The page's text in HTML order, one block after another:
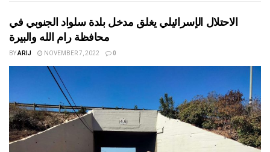
الاحتلال الإسرائيلي يغلق مدخل بلدة سلواد الجنوبي في
محافظة رام الله والبيرة
BYARIJ NOVEMBER 7, 2022 0